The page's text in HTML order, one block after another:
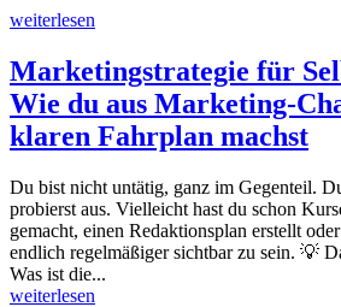
weiterlesen
Marketingstrategie für
Wie du aus Marketing-
klaren Fahrplan machst
Du bist nicht untätig, ganz im Gegenteil.
probierst aus. Vielleicht hast du schon
gemacht, einen Redaktionsplan erstellt
endlich regelmäßiger sichtbar zu sein. 💡
Was ist die...
weiterlesen